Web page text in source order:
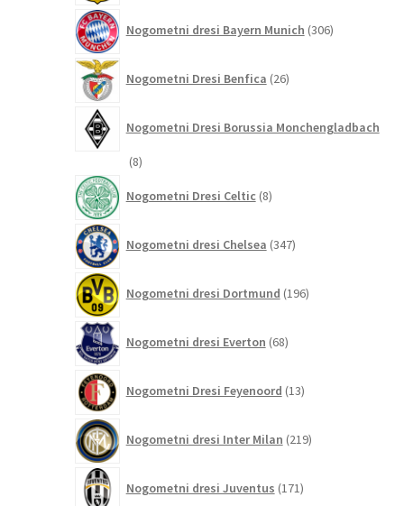
Nogometni dresi Bayern Munich 306izdelkov
Nogometni Dresi Benfica 26izdelkov
Nogometni Dresi Borussia Monchengladbach
88
Nogometni Dresi Celtic 8izdelkov
Nogometni dresi Chelsea 347izdelkov
Nogometni dresi Dortmund 196izdelkov
Nogometni dresi Everton 68izdelkov
Nogometni Dresi Feyenoord 13izdelkov
Nogometni dresi Inter Milan 219izdelkov
Nogometni dresi Juventus 171izdelkov